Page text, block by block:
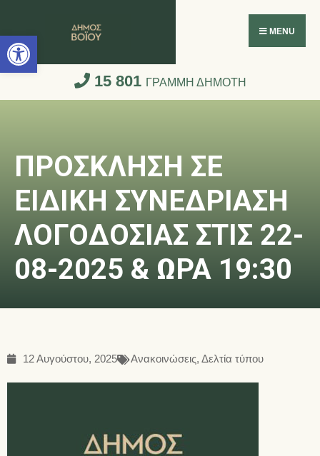
Ανοίξτε τη γραμμή εργαλείων
MENU
15 801 ΓΡΑΜΜΗ ΔΗΜΟΤΗ
ΠΡΟΣΚΛΗΣΗ ΣΕ
ΕΙΔΙΚΗ ΣΥΝΕΔΡΙΑΣΗ
ΛΟΓΟΔΟΣΙΑΣ ΣΤΙΣ 22-
08-2025 & ΩΡΑ 19:30
12 Αυγούστου, 2025 Ανακοινώσεις,Δελτία τύπου